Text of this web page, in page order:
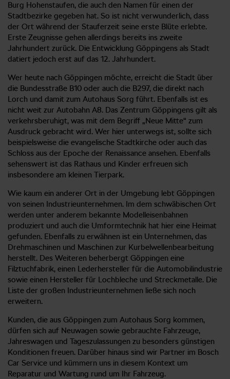
Burg Hohenstaufen, die auch den Namen für einen der
Stadtbezirke gegeben hat. So ist nicht verwunderlich, dass
der Ort während der Stauferzeit seine erste Blüte erlebte.
Erste Zeugnisse gehen allerdings bereits ins zweite
Jahrhundert zurück. Die Entwicklung Göppingens als Stadt
datiert jedoch erst auf das 12. Jahrhundert.
Wer heute nach Göppingen möchte, erreicht die Stadt über
die Bundesstraße B10 oder auch die B297, die direkt nach
Lorch und damit zum Autohaus Sorg führt. Ebenfalls ist es
nicht weit zur Autobahn A8. Das Zentrum Göppingens gilt als
verkehrsberuhigt, was mit dem Begriff „Neue Mitte“ zum
Ausdruck gebracht wird. Wer hier unterwegs ist, sollte sich
beispielsweise die evangelische Stadtkirche oder auch das
Schloss aus der Epoche der Renaissance ansehen. Ebenfalls
sehenswert ist das Rathaus und Kinder erfreuen sich
insbesondere am kleinen Tierpark.
Wie kaum ein anderer Ort in der Umgebung lebt Göppingen
von seinen Industrieunternehmen. Im dem schwäbischen Ort
werden unter anderem bekannte Modelleisenbahnen
produziert und auch die Umformtechnik hat hier eine Heimat
gefunden. Ebenfalls zu erwähnen ist ein Unternehmen, das
Drehmaschinen und Maschinen zur Kurbelwellenbearbeitung
herstellt. Des Weiteren beherbergt Göppingen eine
Filztuchfabrik, einen Lederhersteller für die Automobilindustrie
sowie einen Hersteller für Lochbleche und Streckmetalle. Die
Liste der großen Industrieunternehmen ließe sich noch
erweitern.
Kunden, die aus Göppingen zum Autohaus Sorg kommen,
dürfen sich auf Neuwagen sowie gebrauchte Fahrzeuge,
Jahreswagen und Tageszulassungen zu besonders günstigen
Konditionen freuen. Darüber hinaus sind wir Partner im Bosch
Car Service und kümmern uns in diesem Kontext um
Reparatur und Wartung rund um Ihr Fahrzeug.